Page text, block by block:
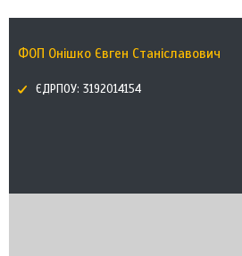
ФОП Онішко Євген Станіславович
ЄДРПОУ: 3192014154